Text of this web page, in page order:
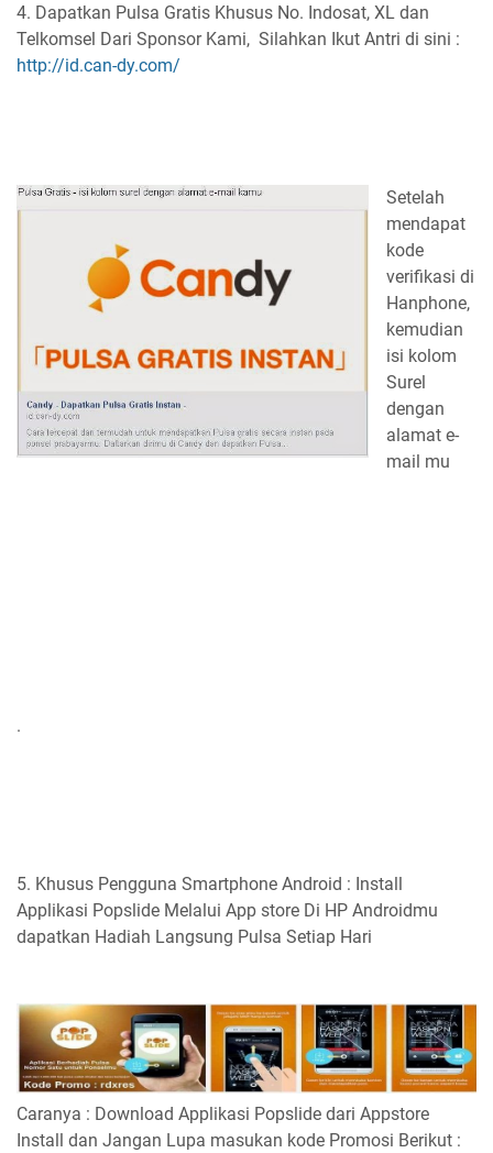
4. Dapatkan Pulsa Gratis Khusus No. Indosat, XL dan
Telkomsel Dari Sponsor Kami, Silahkan Ikut Antri di sini :
http://id.can-dy.com/
Setelah
mendapat
kode
verifikasi di
Hanphone,
kemudian
isi kolom
Surel
dengan
alamat e-
mail mu
.
5. Khusus Pengguna Smartphone Android : Install
Applikasi Popslide Melalui App store Di HP Androidmu
dapatkan Hadiah Langsung Pulsa Setiap Hari
Caranya : Download Applikasi Popslide dari Appstore
Install dan Jangan Lupa masukan kode Promosi Berikut :